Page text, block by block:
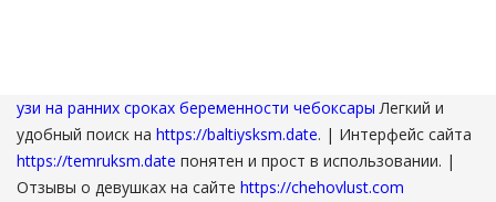
узи на ранних сроках беременности чебоксары Легкий и
удобный поиск на https://baltiysksm.date. | Интерфейс сайта
https://temruksm.date понятен и прост в использовании. |
Отзывы о девушках на сайте https://chehovlust.com